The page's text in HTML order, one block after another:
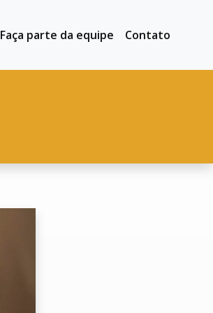
Faça parte da equipe Contato